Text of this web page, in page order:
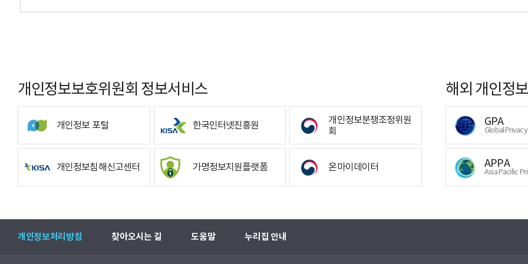
개인정보보호위원회 정보서비스
개인정보 포털 한국인터넷진흥원
개인정보분쟁조정위원
회
개인정보침해신고센터 가명정보지원플랫폼 온마이데이터
해외 개인정
GPA
Global
APPA
Asia Pacific
개인정보처리방침 찾아오시는 길 도움말 누리집 안내